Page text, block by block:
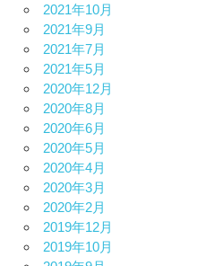
2021年10月
2021年9月
2021年7月
2021年5月
2020年12月
2020年8月
2020年6月
2020年5月
2020年4月
2020年3月
2020年2月
2019年12月
2019年10月